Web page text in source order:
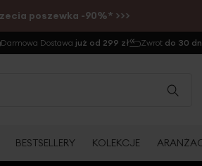
poszewka -90%* >>>
Darmowa Dostawa już od 299 zł Zwrot do 30
BESTSELLERY KOLEKCJE